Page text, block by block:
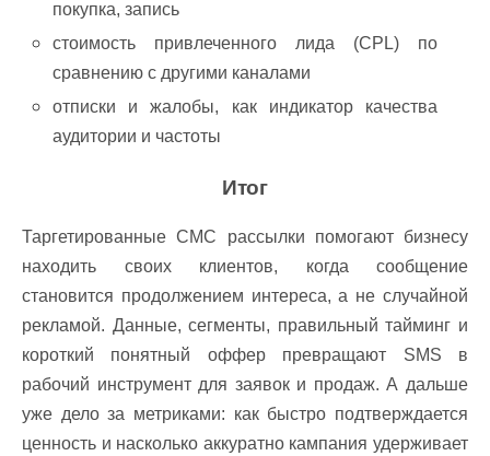
покупка, запись
стоимость привлеченного лида (CPL) по
сравнению с другими каналами
отписки и жалобы, как индикатор качества
аудитории и частоты
Итог
Таргетированные СМС рассылки помогают бизнесу
находить своих клиентов, когда сообщение
становится продолжением интереса, а не случайной
рекламой. Данные, сегменты, правильный тайминг и
короткий понятный оффер превращают SMS в
рабочий инструмент для заявок и продаж. А дальше
уже дело за метриками: как быстро подтверждается
ценность и насколько аккуратно кампания удерживает